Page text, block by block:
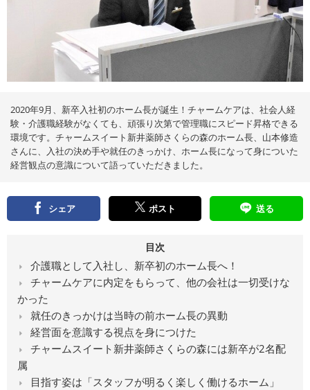
メ
ア
2020年9月、新卒入社初のホーム長が誕生！チャームケアは、社会人経
験・介護職経験がなくても、頑張り次第で管理職にスピード昇格できる
環境です。チャームスイート新井薬師さくらの森のホーム長、山本修造
さんに、入社の決め手や就任のきっかけ、ホーム長になって身についた
経営観点の意識について語っていただきました。
シェア ポスト 送る
目次
介護職として入社し、新卒初のホーム長へ！
チャームケアに内定をもらって、他の会社は一切受けな
かった
就任のきっかけは当時の前ホーム長の異動
経営面を意識する視点を身につけた
チャームスイート新井薬師さくらの森には新卒が2名配
属
目指す姿は「スタッフが明るく楽しく働けるホーム」